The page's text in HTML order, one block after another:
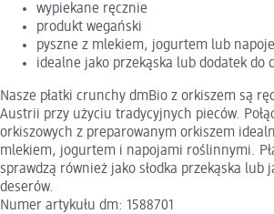
wypiekane ręcznie
produkt wegański
pyszne z mlekiem, jogurtem lub
idealne jako przekąska lub dodatek do
Nasze płatki crunchy dmBio z orkiszem są
Austrii przy użyciu tradycyjnych pieców.
orkiszowych z preparowanym orkiszem
mlekiem, jogurtem i napojami roślinnymi.
sprawdzą również jako słodka przekąska lub
deserów.
Numer artykułu dm: 1588701